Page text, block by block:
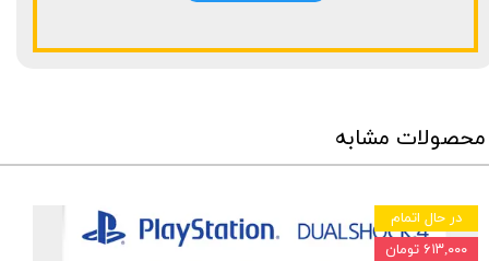
محصولات مشابه
در حال اتمام
۶۱۳,۰۰۰ تومان